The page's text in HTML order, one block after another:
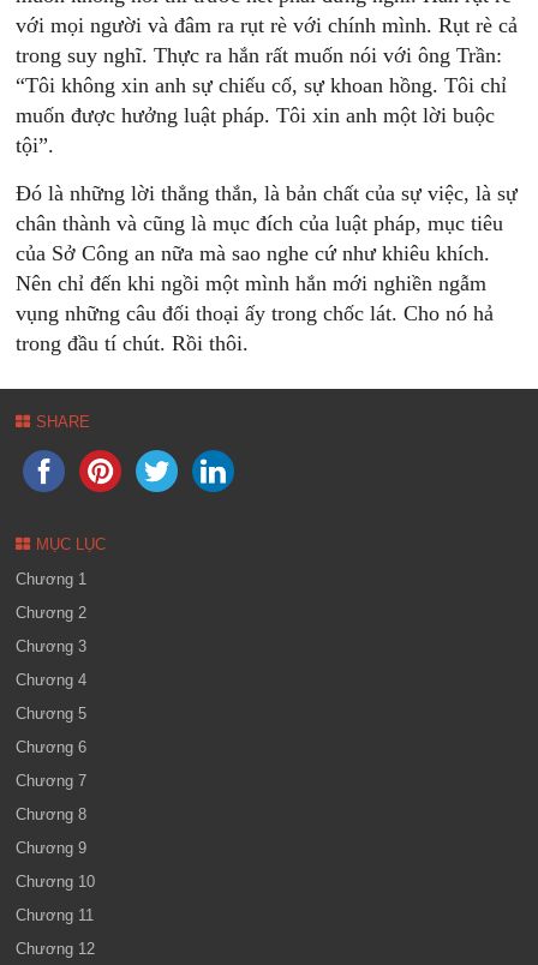
với mọi người và đâm ra rụt rè với chính mình. Rụt rè cả
trong suy nghĩ. Thực ra hắn rất muốn nói với ông Trần:
“Tôi không xin anh sự chiếu cố, sự khoan hồng. Tôi chỉ
muốn được hưởng luật pháp. Tôi xin anh một lời buộc
tội”.
Đó là những lời thẳng thắn, là bản chất của sự việc, là sự
chân thành và cũng là mục đích của luật pháp, mục tiêu
của Sở Công an nữa mà sao nghe cứ như khiêu khích.
Nên chỉ đến khi ngồi một mình hắn mới nghiền ngẫm
vụng những câu đối thoại ấy trong chốc lát. Cho nó hả
trong đầu tí chút. Rồi thôi.
SHARE
MỤC LỤC
Chương 1
Chương 2
Chương 3
Chương 4
Chương 5
Chương 6
Chương 7
Chương 8
Chương 9
Chương 10
Chương 11
Chương 12